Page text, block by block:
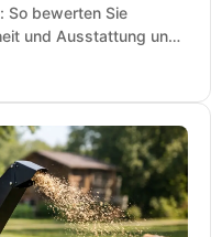
So bewerten Sie
und Ausstattung und